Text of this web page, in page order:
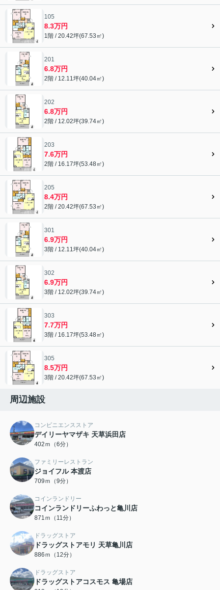
105
8.3万円
1階 / 20.42坪(67.53㎡)
201
6.8万円
2階 / 12.11坪(40.04㎡)
202
6.8万円
2階 / 12.02坪(39.74㎡)
203
7.6万円
2階 / 16.17坪(53.48㎡)
205
8.4万円
2階 / 20.42坪(67.53㎡)
301
6.9万円
3階 / 12.11坪(40.04㎡)
302
6.9万円
3階 / 12.02坪(39.74㎡)
303
7.7万円
3階 / 16.17坪(53.48㎡)
305
8.5万円
3階 / 20.42坪(67.53㎡)
周辺施設
コンビニエンスストア
デイリーヤマザキ 天草浜田店
402ｍ（6分）
ファミリーレストラン
ジョイフル 本渡店
709ｍ（9分）
コインランドリー
コインランドリーふわっと亀川店
871ｍ（11分）
ドラッグストア
ドラッグストアモリ 天草亀川店
886ｍ（12分）
ドラッグストア
ドラッグストアコスモス 亀場店